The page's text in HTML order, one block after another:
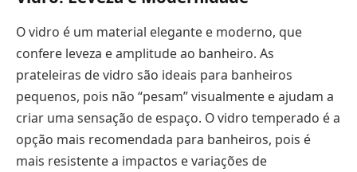
O vidro é um material elegante e moderno, que
confere leveza e amplitude ao banheiro. As
prateleiras de vidro são ideais para banheiros
pequenos, pois não “pesam” visualmente e ajudam a
criar uma sensação de espaço. O vidro temperado é a
opção mais recomendada para banheiros, pois é
mais resistente a impactos e variações de